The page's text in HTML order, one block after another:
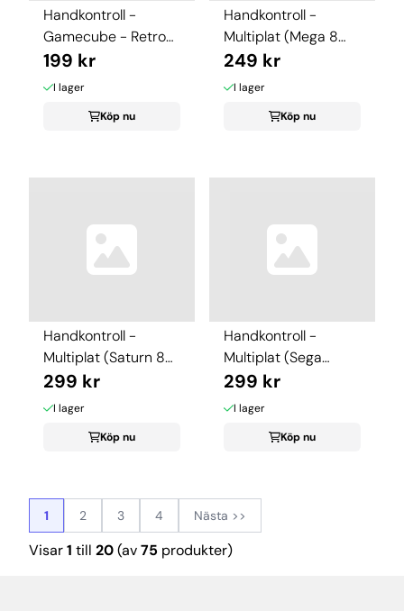
Handkontroll -
Gamecube - Retro-
Bit
199 kr
I lager
Köp nu
Handkontroll -
Multiplat (Mega 8
Button Arcade ...
249 kr
I lager
Köp nu
Handkontroll -
Multiplat (Saturn 8
Button Arcade ...
299 kr
I lager
Köp nu
Handkontroll -
Multiplat (Sega
Saturn8 Bit Arcade ...
299 kr
I lager
Köp nu
1 2 3 4 Nästa >>
Visar1 till 20(av75 produkter)